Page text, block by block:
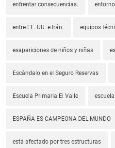
enfrentar consecuencias.
entre EE. UU. e Irán. equipos
esapariciones de niños y niñas
Escándalo en el Seguro Reservas
Escuela Primaria El Valle
ESPAÑA ES CAMPEONA DEL MUNDO
está afectado por tres estructuras